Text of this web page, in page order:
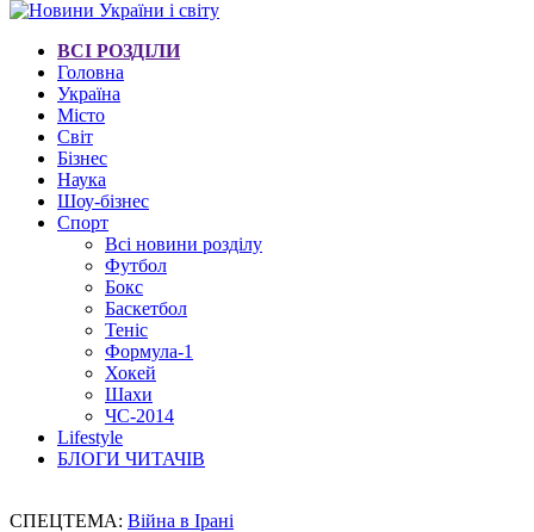
ВСІ РОЗДІЛИ
Головна
Україна
Місто
Світ
Бізнес
Наука
Шоу-бізнес
Спорт
Всі новини розділу
Футбол
Бокс
Баскетбол
Теніс
Формула-1
Хокей
Шахи
ЧС-2014
Lifestyle
БЛОГИ ЧИТАЧІВ
СПЕЦТЕМА: Війна в Ірані